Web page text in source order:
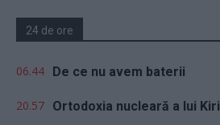
24 de ore
06.44 De ce nu avem baterii
20.57 Ortodoxia nucleară a lui Kirill